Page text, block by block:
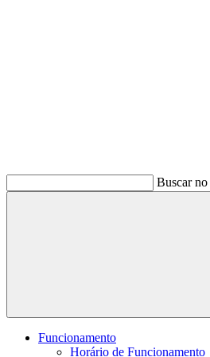
Buscar no
Buscar
Funcionamento
Horário de Funcionamento